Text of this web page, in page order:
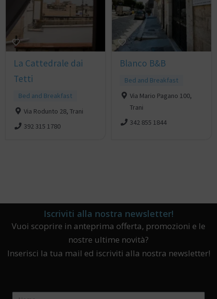
La Cattedrale dai
Tetti
Bed and Breakfast
Via Rodunto 28, Trani
392 315 1780
Blanco B&B
Bed and Breakfast
Via Mario Pagano 100,
Trani
342 855 1844
Iscriviti alla nostra newsletter!
Vuoi scoprire in anteprima offerta, promozioni e le
nostre ultime novità?
Inserisci la tua mail ed iscriviti alla nostra newsletter!